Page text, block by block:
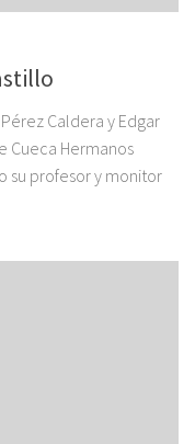
Caldera y Edgar
Cueca Hermanos
su profesor y monitor